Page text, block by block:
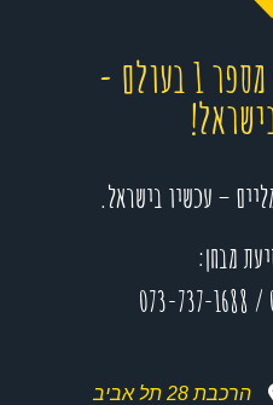
אופנועי סורון - מספר 1 בעולם -
– עכשיו בישראל.
מבחן:
073-737-1688 /
הרכבת 28 תל אביב